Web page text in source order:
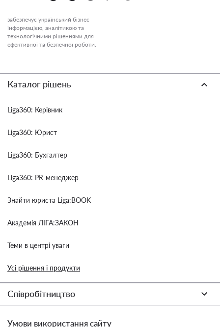
забезпечує український бізнес
інформацією, аналітикою та
технологічними рішеннями для
ефективної та безпечної роботи.
Каталог рішень
Liga360: Керівник
Liga360: Юрист
Liga360: Бухгалтер
Liga360: PR-менеджер
Знайти юриста Liga:BOOK
Академія ЛІГА:ЗАКОН
Теми в центрі уваги
Усі рішення і продукти
Співробітництво
Умови використання сайту